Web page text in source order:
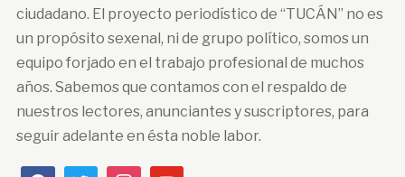
ciudadano. El proyecto periodístico de “TUCÁN” no es
un propósito sexenal, ni de grupo político, somos un
equipo forjado en el trabajo profesional de muchos
años. Sabemos que contamos con el respaldo de
nuestros lectores, anunciantes y suscriptores, para
seguir adelante en ésta noble labor.